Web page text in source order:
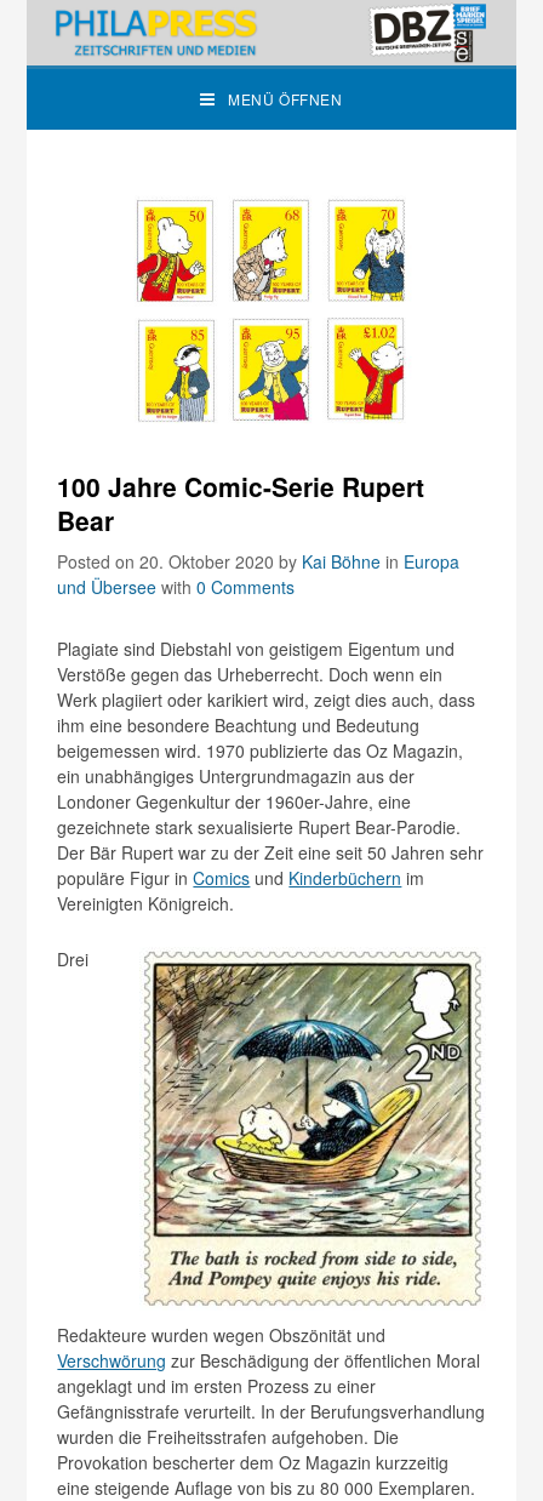
MENÜ ÖFFNEN
100 Jahre Comic-Serie Rupert
Bear
Posted on 20. Oktober 2020by Kai Böhne in Europa
und Übersee with0 Comments
Plagiate sind Diebstahl von geistigem Eigentum und
Verstöße gegen das Urheberrecht. Doch wenn ein
Werk plagiiert oder karikiert wird, zeigt dies auch, dass
ihm eine besondere Beachtung und Bedeutung
beigemessen wird. 1970 publizierte das Oz Magazin,
ein unabhängiges Untergrundmagazin aus der
Londoner Gegenkultur der 1960er-Jahre, eine
gezeichnete stark sexualisierte Rupert Bear-Parodie.
Der Bär Rupert war zu der Zeit eine seit 50 Jahren sehr
populäre Figur inComics und Kinderbüchern im
Vereinigten Königreich.
Drei
Redakteure wurden wegen Obszönität und
Verschwörung zur Beschädigung der öffentlichen Moral
angeklagt und im ersten Prozess zu einer
Gefängnisstrafe verurteilt. In der Berufungsverhandlung
wurden die Freiheitsstrafen aufgehoben. Die
Provokation bescherter dem Oz Magazin kurzzeitig
eine steigende Auflage von bis zu 80 000 Exemplaren.